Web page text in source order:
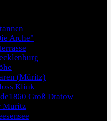
Arche"
(Müritz)
Klink
Groß Dratow
Müritz